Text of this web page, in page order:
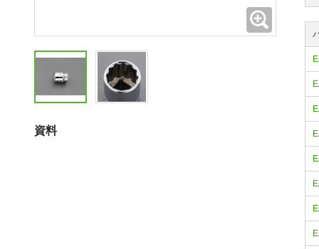
資料